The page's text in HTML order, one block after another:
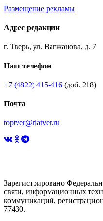
Размещение рекламы
Адрес редакции
г. Тверь, ул. Вагжанова, д. 7
Наш телефон
+7 (4822) 415-416 (доб. 218)
Почта
toptver@riatver.ru
Зарегистрировано
связи, информационных
коммуникаций,
77430.